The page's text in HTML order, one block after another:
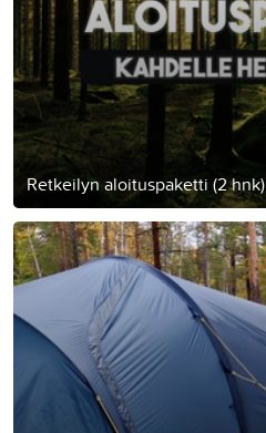
Retkeilyn aloituspaketti (2 hnk)